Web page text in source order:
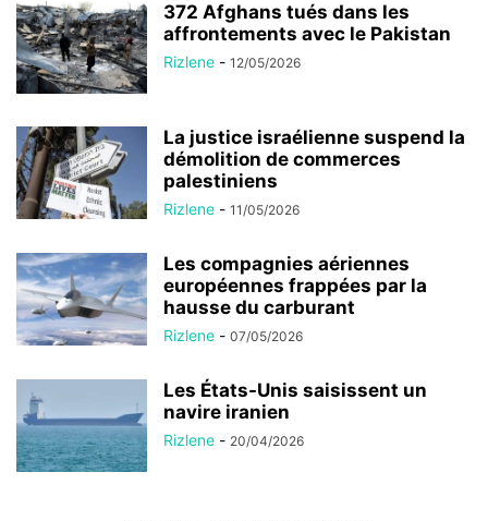
372 Afghans tués dans les
affrontements avec le Pakistan
Rizlene - 12/05/2026
La justice israélienne suspend la
démolition de commerces
palestiniens
Rizlene - 11/05/2026
Les compagnies aériennes
européennes frappées par la
hausse du carburant
Rizlene - 07/05/2026
Les États-Unis saisissent un
navire iranien
Rizlene - 20/04/2026